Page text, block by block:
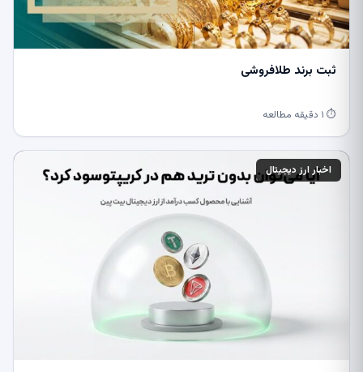
ثبت برند طلافروشی
⏱ ۱ دقیقه مطالعه
اخبار ارز دیجیتال